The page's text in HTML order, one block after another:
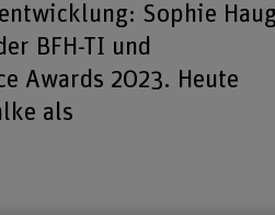
Sophie
BFH-TI und
Awards 2023. Heute
als